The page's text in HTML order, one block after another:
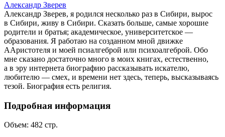
Александр Зверев
Александр Зверев, я родился несколько раз в Сибири, вырос
в Сибири, живу в Сибири. Сказать больше, самые хорошие
родители и братья; академическое, университетское —
образования. Я работаю на созданном мной движке
ААристотеля и моей псиалгеброй или психоалгеброй. Обо
мне сказано достаточно много в моих книгах, естественно,
а в эру интернета биографию рассказывать искателю,
любителю — смех, и времени нет здесь, теперь, высказываясь
тезой. Биография есть религия.
Подробная информация
Объем: 482 стр.